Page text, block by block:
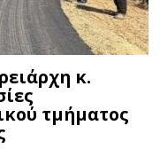
κ.
τμήματος